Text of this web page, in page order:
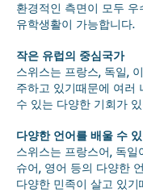
환경적인 측면이 모두
유학생활이 가능합니다.
작은 유럽의 중심국가
스위스는 프랑스, 독일,
주하고 있기때문에 여러
수 있는 다양한 기회가
다양한 언어를 배울 수
스위스는 프랑스어, 독일
슈어, 영어 등의 다양한
다양한 민족이 살고 있기